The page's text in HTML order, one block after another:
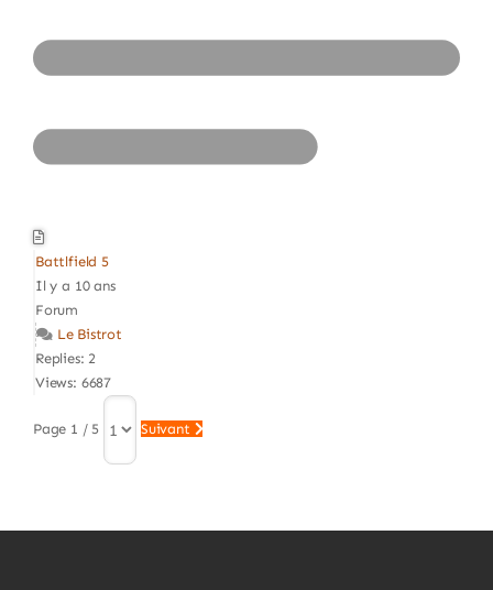
Battlfield 5
Il y a 10 ans
Forum
Le Bistrot
Replies: 2
Views: 6687
Page 1 / 5 Suivant